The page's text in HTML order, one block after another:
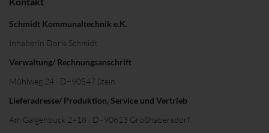
Schmidt Kommunaltechnik e.K.
Inhaberin Doris Schmidt
Verwaltung/ Rechnungsanschrift
Mühlweg 24 · D–90547 Stein
Lieferadresse/ Produktion, Service und Vertrieb
Am Galgenbuck 2+18 · D–90613 Großhabersdorf